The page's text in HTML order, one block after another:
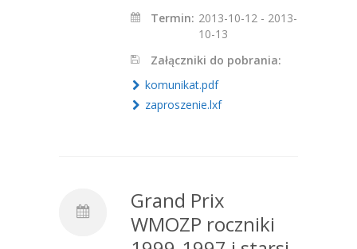
Termin: 2013-10-12 - 2013-
10-13
Załączniki do pobrania:
komunikat.pdf
zaproszenie.lxf
Grand Prix
WMOZP roczniki